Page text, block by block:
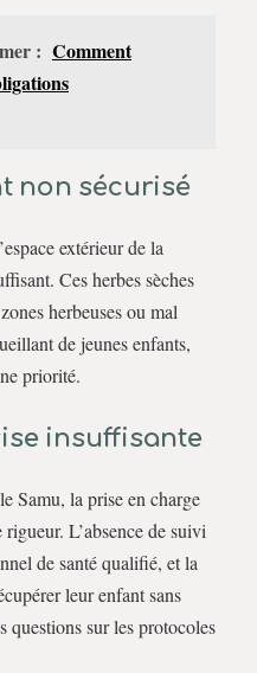
: Comment
non sécurisé
extérieur de la
Ces herbes sèches
herbeuses ou mal
de jeunes enfants,
priorité.
insuffisante
Samu, la prise en charge
L’absence de suivi
de santé qualifié, et la
leur enfant sans
questions sur les protocoles